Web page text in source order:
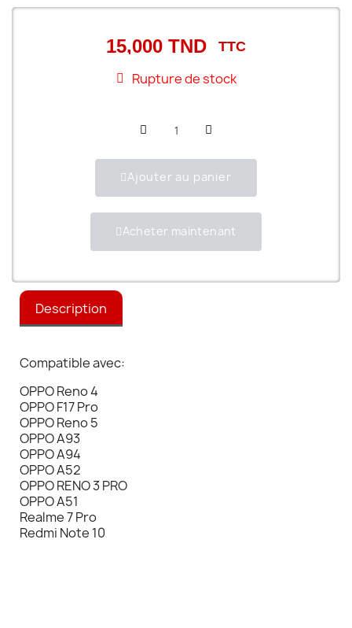
15,000 TND TTC
Rupture de stock
Ajouter au panier
Acheter maintenant
Description
Compatible avec:
OPPO Reno 4
OPPO F17 Pro
OPPO Reno 5
OPPO A93
OPPO A94
OPPO A52
OPPO RENO 3 PRO
OPPO A51
Realme 7 Pro
Redmi Note 10